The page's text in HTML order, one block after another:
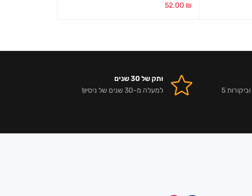
52.00 ₪
אלפי לקוחות מרוצים וביקורות 5
ותק של 30 שנים
למעלה מ-30 שנים של ניסיון!